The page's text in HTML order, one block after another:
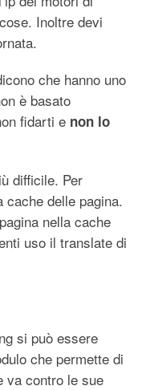
Inoltre devi
che hanno uno
è basato
fidarti e non lo
difficile. Per
cache delle pagina.
nella cache
uso il translate di
si può essere
che permette di
va contro le sue